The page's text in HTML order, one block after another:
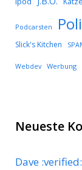
Podcarsten
Slick's Kitchen
Webdev Werbung
Neueste
Dave